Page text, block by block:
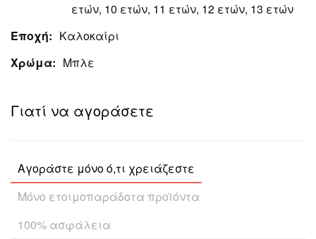
ετών, 10 ετών, 11 ετών, 12 ετών, 13 ετών
Εποχή: Καλοκαίρι
Χρώμα: Μπλε
Γιατί να αγοράσετε
Αγοράστε μόνο ό,τι χρειάζεστε
Μόνο ετοιμοπαράδοτα προϊόντα
100% ασφάλεια